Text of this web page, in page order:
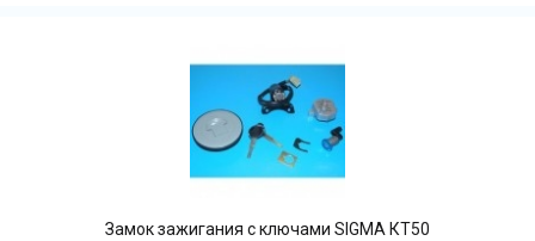
Замок зажигания с ключами SIGMA КТ50